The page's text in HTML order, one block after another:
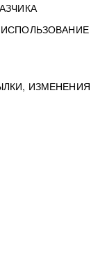
ИСПОЛЬЗОВАНИЕ
ИЗМЕНЕНИЯ